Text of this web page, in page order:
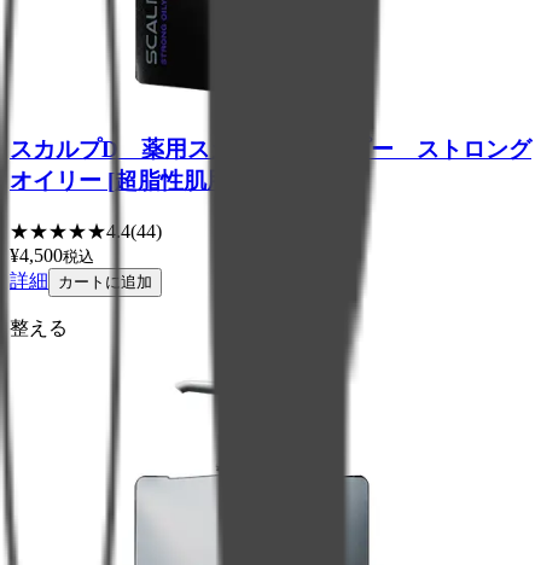
スカルプD 薬用スカルプシャンプー ストロング
オイリー [超脂性肌用]
★★★★★4.4(44)
¥4,500税込
詳細 カートに追加
整える